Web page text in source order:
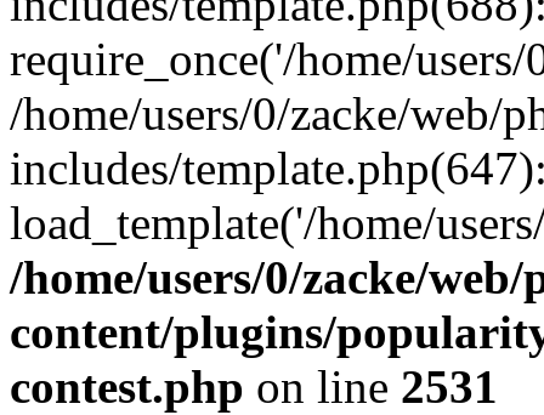
require_once('/home/
/home/users/0/zacke/web/
includes/
load_template('/home/
/home/users/0/zacke/
content/plugins/
contest.php on line 2531